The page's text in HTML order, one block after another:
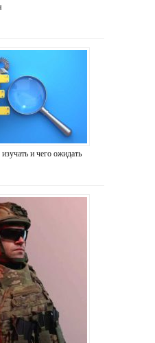
и чего ожидать